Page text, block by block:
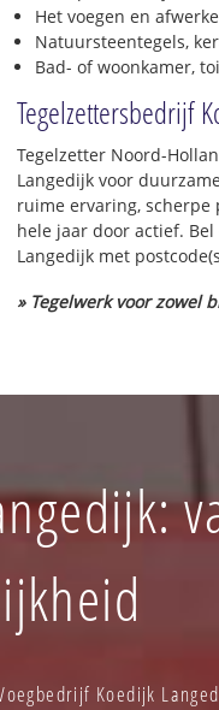
Het voegen en
Natuursteentegels,
Bad- of woonkamer,
Tegelzettersbedrijf
Tegelzetter Noord-
Langedijk voor
ruime ervaring, scherpe
hele jaar door actief.
Langedijk met
» Tegelwerk voor zowel
Koedijk